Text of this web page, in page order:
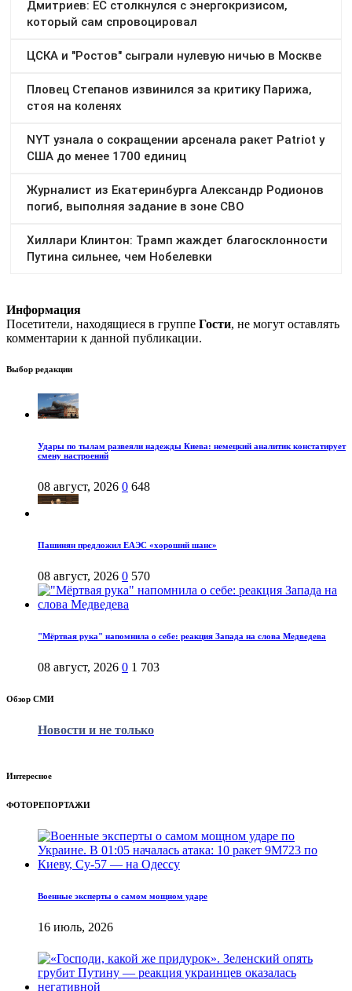
Информация
Посетители, находящиеся в группе Гости, не могут оставлять
комментарии к данной публикации.
Выбор редакции
Удары по тылам развеяли надежды Киева: немецкий аналитик констатирует
смену настроений
08 август, 2026 0 648
Пашинян предложил ЕАЭС «хороший шанс»
08 август, 2026 0 570
"Мёртвая рука" напомнила о себе: реакция Запада на слова Медведева
08 август, 2026 0 1 703
Обзор СМИ
Новости и не только
Интересное
ФОТОРЕПОРТАЖИ
Военные эксперты о самом мощном ударе
16 июль, 2026